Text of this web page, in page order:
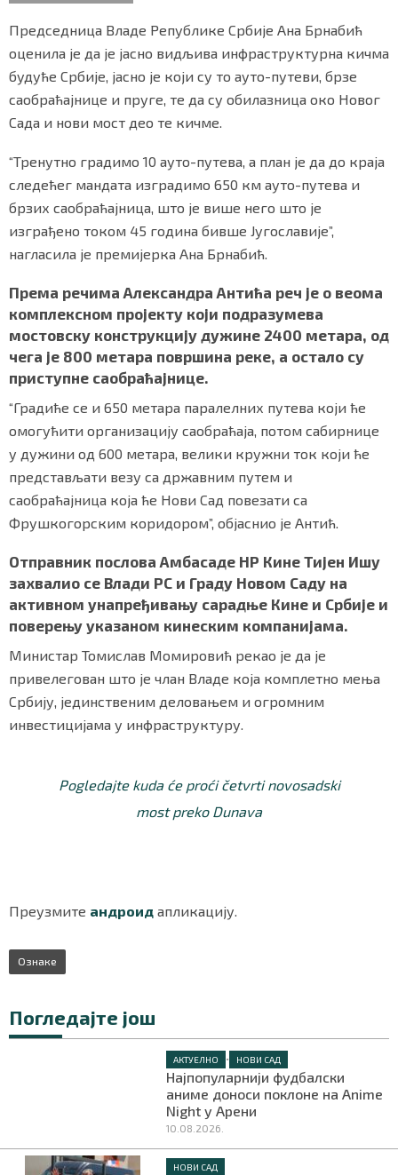
Председница Владе Републике Србије Ана Брнабић
оценила је да је јасно видљива инфраструктурна кичма
будуће Србије, јасно је који су то ауто-путеви, брзе
саобраћајнице и пруге, те да су обилазница око Новог
Сада и нови мост део те кичме.
“Тренутно градимо 10 ауто-путева, а план је да до краја
следећег мандата изградимо 650 км ауто-путева и
брзих саобраћајница, што је више него што је
изграђено током 45 година бивше Југославије”,
нагласила је премијерка Ана Брнабић.
Према речима Александра Антића реч је о веома
комплексном пројекту који подразумева
мостовску конструкцију дужине 2400 метара, од
чега је 800 метара површина реке, а остало су
приступне саобраћајнице.
“Градиће се и 650 метара паралелних путева који ће
омогућити организацију саобраћаја, потом сабирнице
у дужини од 600 метара, велики кружни ток који ће
представљати везу са државним путем и
саобраћајница која ће Нови Сад повезати са
Фрушкогорским коридором”, објаснио је Антић.
Отправник послова Амбасаде НР Кине Тијен Ишу
захвалио се Влади РС и Граду Новом Саду на
активном унапређивању сарадње Кине и Србије и
поверењу указаном кинеским компанијама.
Министар Томислав Момировић рекао је да је
привелегован што је члан Владе која комплетно мења
Србију, јединственим деловањем и огромним
инвестицијама у инфраструктуру.
Pogledajte kuda će proći četvrti novosadski
most preko Dunava
Преузмите андроид апликацију.
Ознаке
Погледајте још
АКТУЕЛНО • НОВИ САД
Најпопуларнији фудбалски
аниме доноси поклоне на Anime
Night у Арени
10.08.2026.
НОВИ САД